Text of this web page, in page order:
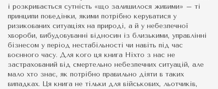
і розкривається сутність «що залишилося живими» – ті
принципи поведінки, якими потрібно керуватися у
ризикованих ситуаціях на природі, а й у небезпечної
хвороби, вибудовуванні відносин із близькими, управлінні
бізнесом у період нестабільності чи навіть під час
воєнного часу. Для кого ця книга Ніхто з нас не
застрахований від смертельно небезпечних ситуацій, але
мало хто знає, як потрібно правильно діяти в таких
випадках. Ця книга не тільки для військових, льотчиків,